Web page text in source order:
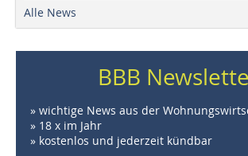
Alle News
BBB
» wichtige News aus der
» 18 x im Jahr
» kostenlos und jederzeit kündbar